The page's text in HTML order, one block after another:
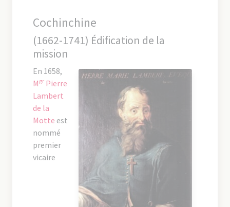
Cochinchine
(1662-1741) Édification de la
mission
En 1658,
M gr Pierre
Lambert
de la
Motte est
nommé
premier
vicaire